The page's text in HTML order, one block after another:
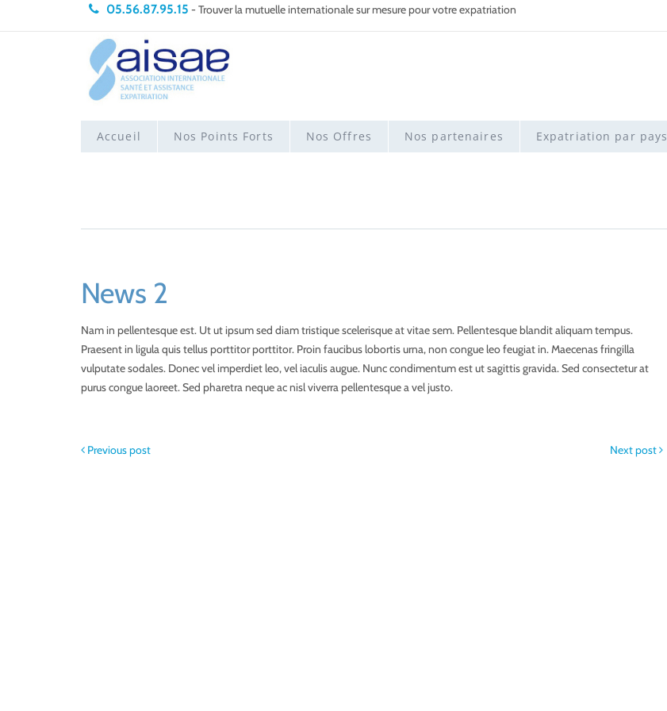
05.56.87.95.15 - Trouver la mutuelle internationale sur mesure pour votre expatriation
Accueil Nos Points Forts Nos Offres Nos partenaires Expatriation par pays
News 2
Nam in pellentesque est. Ut ut ipsum sed diam tristique scelerisque at vitae sem. Pellentesque blandit aliquam tempus.
Praesent in ligula quis tellus porttitor porttitor. Proin faucibus lobortis urna, non congue leo feugiat in. Maecenas fringilla
vulputate sodales. Donec vel imperdiet leo, vel iaculis augue. Nunc condimentum est ut sagittis gravida. Sed consectetur at
purus congue laoreet. Sed pharetra neque ac nisl viverra pellentesque a vel justo.
Next post
Previous post